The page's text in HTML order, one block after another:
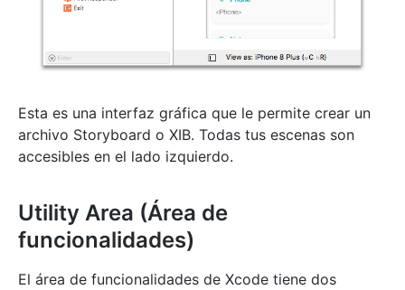
Esta es una interfaz gráfica que le permite crear un
archivo Storyboard o XIB. Todas tus escenas son
accesibles en el lado izquierdo.
Utility Area (Área de
funcionalidades)
El área de funcionalidades de Xcode tiene dos